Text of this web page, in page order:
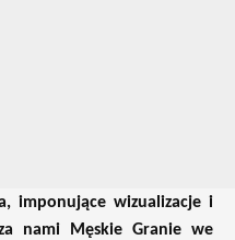
imponujące wizualizacje i
nami Męskie Granie we